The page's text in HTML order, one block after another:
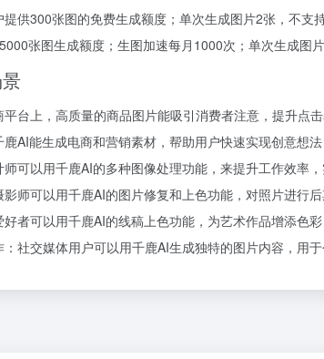
供300张图的免费生成额度；单次生成图片2张，不支
张图生成额度；生图加速每月1000次；单次生成图
台上，高质量的商品图片能吸引消费者注意，提升点击
AI能生成电商和营销素材，帮助用户快速实现创意想法
可以用千鹿AI的多种图像处理功能，来提升工作效率，
师可以用千鹿AI的图片修复和上色功能，对照片进行
者可以用千鹿AI的线稿上色功能，为艺术作品增添色彩
社交媒体用户可以用千鹿AI生成独特的图片内容，用